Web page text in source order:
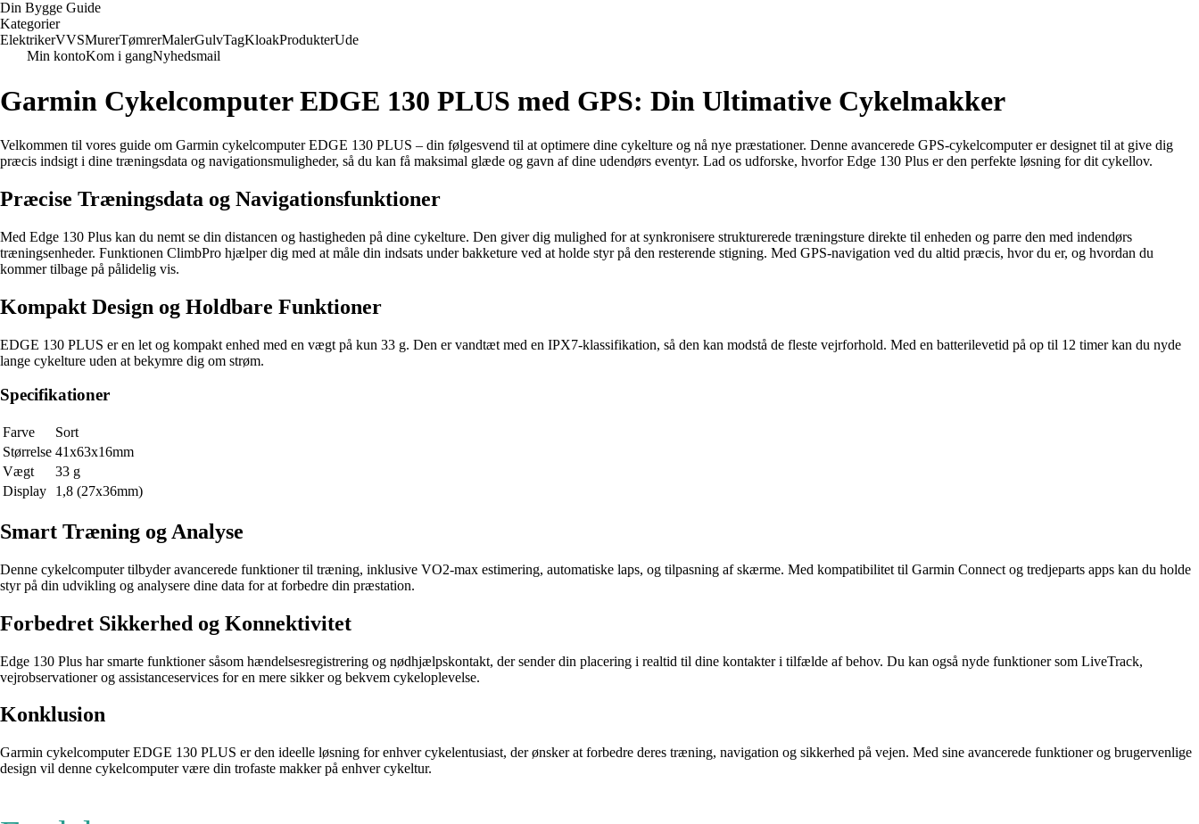
Din Bygge Guide
Kategorier
ElektrikerVVSMurerTømrerMalerGulvTagKloakProdukterUde
Min kontoKom i gangNyhedsmail
Garmin Cykelcomputer EDGE 130 PLUS med GPS: Din Ultimative Cykelmakker
Velkommen til vores guide om Garmin cykelcomputer EDGE 130 PLUS – din følgesvend til at optimere dine cykelture og nå nye præstationer. Denne avancerede GPS-cykelcomputer er designet til at give dig
præcis indsigt i dine træningsdata og navigationsmuligheder, så du kan få maksimal glæde og gavn af dine udendørs eventyr. Lad os udforske, hvorfor Edge 130 Plus er den perfekte løsning for dit cykellov.
Præcise Træningsdata og Navigationsfunktioner
Med Edge 130 Plus kan du nemt se din distancen og hastigheden på dine cykelture. Den giver dig mulighed for at synkronisere strukturerede træningsture direkte til enheden og parre den med indendørs
træningsenheder. Funktionen ClimbPro hjælper dig med at måle din indsats under bakketure ved at holde styr på den resterende stigning. Med GPS-navigation ved du altid præcis, hvor du er, og hvordan du
kommer tilbage på pålidelig vis.
Kompakt Design og Holdbare Funktioner
EDGE 130 PLUS er en let og kompakt enhed med en vægt på kun 33 g. Den er vandtæt med en IPX7-klassifikation, så den kan modstå de fleste vejrforhold. Med en batterilevetid på op til 12 timer kan du nyde
lange cykelture uden at bekymre dig om strøm.
Specifikationer
Farve
Sort
Størrelse 41x63x16mm
Vægt
33 g
Display
1,8 (27x36mm)
Smart Træning og Analyse
Denne cykelcomputer tilbyder avancerede funktioner til træning, inklusive VO2-max estimering, automatiske laps, og tilpasning af skærme. Med kompatibilitet til Garmin Connect og tredjeparts apps kan du holde
styr på din udvikling og analysere dine data for at forbedre din præstation.
Forbedret Sikkerhed og Konnektivitet
Edge 130 Plus har smarte funktioner såsom hændelsesregistrering og nødhjælpskontakt, der sender din placering i realtid til dine kontakter i tilfælde af behov. Du kan også nyde funktioner som LiveTrack,
vejrobservationer og assistanceservices for en mere sikker og bekvem cykeloplevelse.
Konklusion
Garmin cykelcomputer EDGE 130 PLUS er den ideelle løsning for enhver cykelentusiast, der ønsker at forbedre deres træning, navigation og sikkerhed på vejen. Med sine avancerede funktioner og brugervenlige
design vil denne cykelcomputer være din trofaste makker på enhver cykeltur.